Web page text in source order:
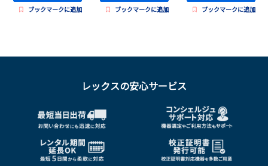
ブックマークに追加 ブックマークに追加 ブックマークに追加
レックスの安心サービス